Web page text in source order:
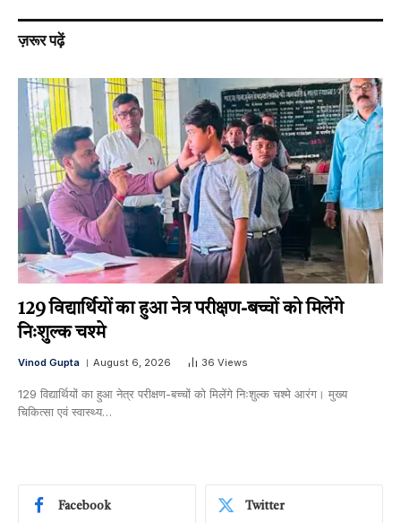
ज़रूर पढ़ें
129 विद्यार्थियों का हुआ नेत्र परीक्षण-बच्चों को मिलेंगे
निःशुल्क चश्मे
Vinod Gupta August 6, 2026 36 Views
129 विद्यार्थियों का हुआ नेत्र परीक्षण-बच्चों को मिलेंगे निःशुल्क चश्मे आरंग। मुख्य
चिकित्सा एवं स्वास्थ्य…
Facebook Twitter